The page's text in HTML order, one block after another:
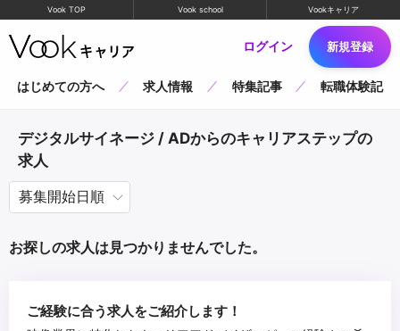
Vook TOP Vook school Vookキャリア
ログイン 新規登録
はじめての方へ 求人情報 特集記事 転職体験記
デジタルサイネージ / ADからのキャリアステップの
求人
お探しの求人は見つかりませんでした。
ご経験に合う求人をご紹介します！